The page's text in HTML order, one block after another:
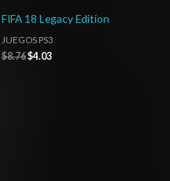
FIFA 18 Legacy Edition
JUEGOS PS3
$8.76$4.03